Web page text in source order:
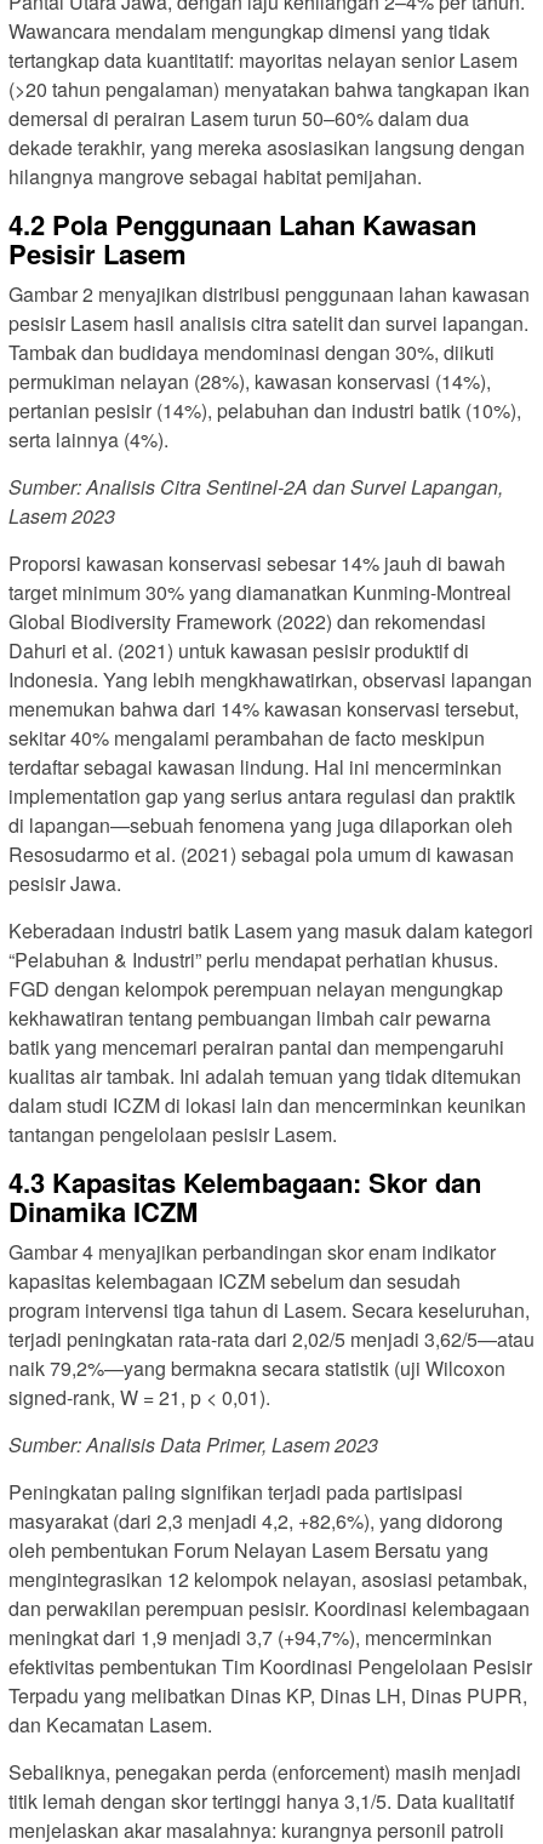
Wawancara mendalam mengungkap dimensi yang tidak
tertangkap data kuantitatif: mayoritas nelayan senior Lasem
(>20 tahun pengalaman) menyatakan bahwa tangkapan ikan
demersal di perairan Lasem turun 50–60% dalam dua
dekade terakhir, yang mereka asosiasikan langsung dengan
hilangnya mangrove sebagai habitat pemijahan.
4.2 Pola Penggunaan Lahan Kawasan
Pesisir Lasem
Gambar 2 menyajikan distribusi penggunaan lahan kawasan
pesisir Lasem hasil analisis citra satelit dan survei lapangan.
Tambak dan budidaya mendominasi dengan 30%, diikuti
permukiman nelayan (28%), kawasan konservasi (14%),
pertanian pesisir (14%), pelabuhan dan industri batik (10%),
serta lainnya (4%).
Sumber: Analisis Citra Sentinel-2A dan Survei Lapangan,
Lasem 2023
Proporsi kawasan konservasi sebesar 14% jauh di bawah
target minimum 30% yang diamanatkan Kunming-Montreal
Global Biodiversity Framework (2022) dan rekomendasi
Dahuri et al. (2021) untuk kawasan pesisir produktif di
Indonesia. Yang lebih mengkhawatirkan, observasi lapangan
menemukan bahwa dari 14% kawasan konservasi tersebut,
sekitar 40% mengalami perambahan de facto meskipun
terdaftar sebagai kawasan lindung. Hal ini mencerminkan
implementation gap yang serius antara regulasi dan praktik
di lapangan—sebuah fenomena yang juga dilaporkan oleh
Resosudarmo et al. (2021) sebagai pola umum di kawasan
pesisir Jawa.
Keberadaan industri batik Lasem yang masuk dalam kategori
“Pelabuhan & Industri” perlu mendapat perhatian khusus.
FGD dengan kelompok perempuan nelayan mengungkap
kekhawatiran tentang pembuangan limbah cair pewarna
batik yang mencemari perairan pantai dan mempengaruhi
kualitas air tambak. Ini adalah temuan yang tidak ditemukan
dalam studi ICZM di lokasi lain dan mencerminkan keunikan
tantangan pengelolaan pesisir Lasem.
4.3 Kapasitas Kelembagaan: Skor dan
Dinamika ICZM
Gambar 4 menyajikan perbandingan skor enam indikator
kapasitas kelembagaan ICZM sebelum dan sesudah
program intervensi tiga tahun di Lasem. Secara keseluruhan,
terjadi peningkatan rata-rata dari 2,02/5 menjadi 3,62/5—atau
naik 79,2%—yang bermakna secara statistik (uji Wilcoxon
signed-rank, W = 21, p < 0,01).
Sumber: Analisis Data Primer, Lasem 2023
Peningkatan paling signifikan terjadi pada partisipasi
masyarakat (dari 2,3 menjadi 4,2, +82,6%), yang didorong
oleh pembentukan Forum Nelayan Lasem Bersatu yang
mengintegrasikan 12 kelompok nelayan, asosiasi petambak,
dan perwakilan perempuan pesisir. Koordinasi kelembagaan
meningkat dari 1,9 menjadi 3,7 (+94,7%), mencerminkan
efektivitas pembentukan Tim Koordinasi Pengelolaan Pesisir
Terpadu yang melibatkan Dinas KP, Dinas LH, Dinas PUPR,
dan Kecamatan Lasem.
Sebaliknya, penegakan perda (enforcement) masih menjadi
titik lemah dengan skor tertinggi hanya 3,1/5. Data kualitatif
menjelaskan akar masalahnya: kurangnya personil patroli